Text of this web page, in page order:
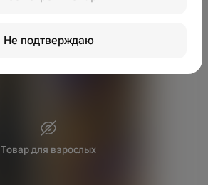
Товар для взрослых
Не подтверждаю